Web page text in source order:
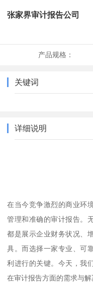
张家界审计报告公司
产品规格：
关键词
详细说明
在当今竞争激烈的商业环
管理和准确的审计报告。
都是展示企业财务状况、
具。而选择一家专业、可
利进行的关键。今天，我
在审计报告方面的需求与解